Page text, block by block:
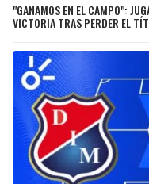
"GANAMOS EN EL CAMPO":
VICTORIA TRAS PERDER EL